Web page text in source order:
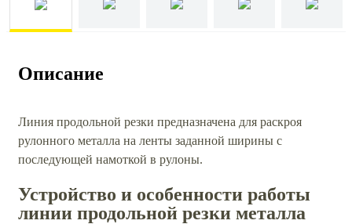
Описание
Линия продольной резки предназначена для раскроя
рулонного металла на ленты заданной ширины с
последующей намоткой в рулоны.
Устройство и особенности работы
линии продольной резки металла